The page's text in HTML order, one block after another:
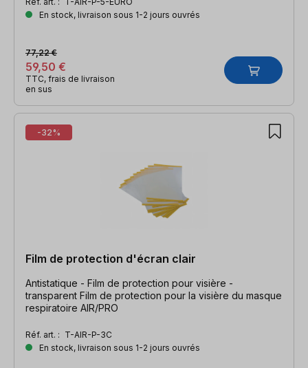
En stock, livraison sous 1-2 jours ouvrés
59,50 €
77,22 €
TTC, frais de livraison
en sus
-32%
Film de protection d'écran clair
Antistatique - Film de protection pour visière -
transparent Film de protection pour la visière du masque
respiratoire AIR/PRO
Réf. art. : T-AIR-P-3C
En stock, livraison sous 1-2 jours ouvrés